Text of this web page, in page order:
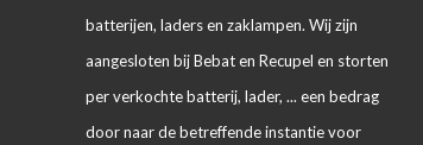
batterijen, laders en zaklampen. Wij zijn
aangesloten bij Bebat en Recupel en storten
per verkochte batterij, lader, ... een bedrag
door naar de betreffende instantie voor